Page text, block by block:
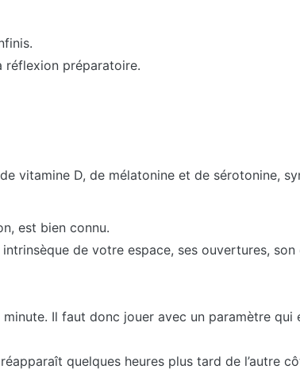
réflexion préparatoire.
vitamine D, de mélatonine et de sérotonine,
est bien connu.
de votre espace, ses ouvertures,
Il faut donc jouer avec un paramètre qui
quelques heures plus tard de l’autre